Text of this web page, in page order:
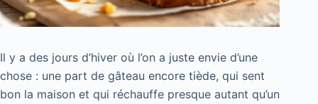
Il y a des jours d’hiver où l’on a juste envie d’une
chose : une part de gâteau encore tiède, qui sent
bon la maison et qui réchauffe presque autant qu’un